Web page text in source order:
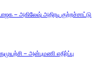
– அகிலேஷ் அதிரடி குற்றச்சாட்டு
– அன்புமணி எதிர்ப்பு